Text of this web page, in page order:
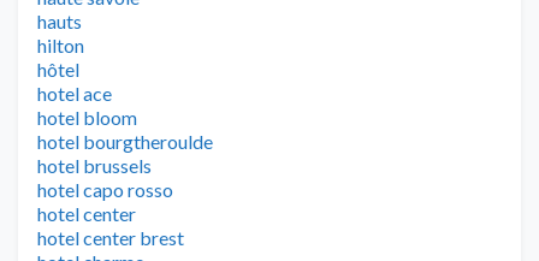
hauts
hilton
hôtel
hotel ace
hotel bloom
hotel bourgtheroulde
hotel brussels
hotel capo rosso
hotel center
hotel center brest